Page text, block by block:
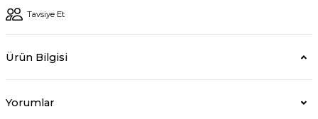
Tavsiye Et
Ürün Bilgisi
Yorumlar